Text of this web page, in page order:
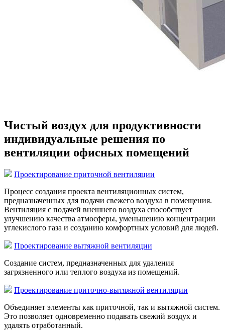
Чистый воздух для продуктивности
индивидуальные решения по
вентиляции офисных помещений
Проектирование приточной вентиляции
Процесс создания проекта вентиляционных систем,
предназначенных для подачи свежего воздуха в помещения.
Вентиляция с подачей внешнего воздуха способствует
улучшению качества атмосферы, уменьшению концентрации
углекислого газа и созданию комфортных условий для людей.
Проектирование вытяжной вентиляции
Создание систем, предназначенных для удаления
загрязненного или теплого воздуха из помещений.
Проектирование приточно-вытяжной вентиляции
Объединяет элементы как приточной, так и вытяжной систем.
Это позволяет одновременно подавать свежий воздух и
удалять отработанный.